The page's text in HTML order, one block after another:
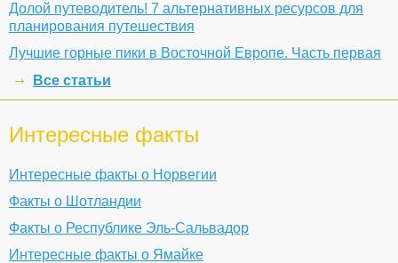
Долой путеводитель! 7 альтернативных ресурсов для
планирования путешествия
Лучшие горные пики в Восточной Европе. Часть первая
Все статьи
Интересные факты
Интересные факты о Норвегии
Факты о Шотландии
Факты о Республике Эль-Сальвадор
Интересные факты о Ямайке